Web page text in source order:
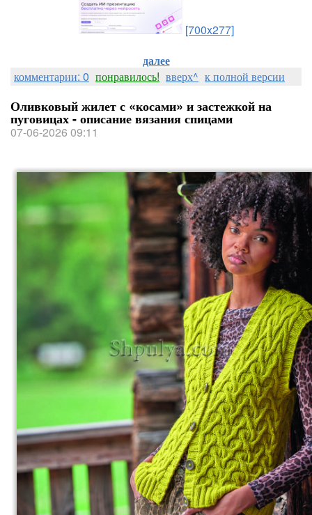
[700x277]
далее
комментарии: 0 понравилось! вверх^ к полной версии
Оливковый жилет с «косами» и застежкой на
пуговицах - описание вязания спицами
07-06-2026 09:11